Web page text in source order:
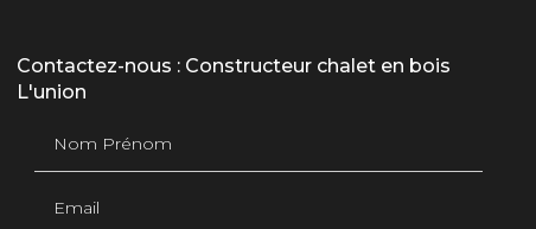
Contactez-nous : Constructeur chalet en bois
L'union